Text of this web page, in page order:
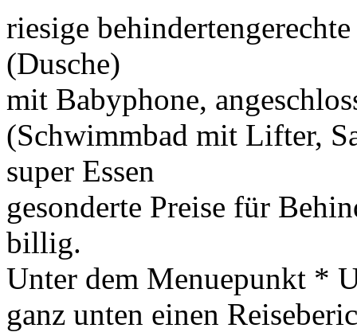
riesige
(Dusche)
mit Babyphone,
(Schwimmbad mit Lifter,
super Essen
gesonderte Preise für
billig.
Unter dem Menuepunkt *
ganz unten einen